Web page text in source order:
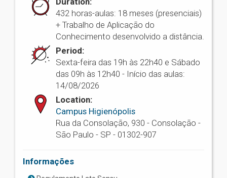
432 horas-aulas: 18 meses (presenciais)
+ Trabalho de Aplicação do
Conhecimento desenvolvido a distância.
Period:
Sexta-feira das 19h às 22h40 e Sábado
das 09h às 12h40 - Início das aulas:
14/08/2026
Location:
Campus Higienópolis
Rua da Consolação, 930 - Consolação -
São Paulo - SP - 01302-907
Informações